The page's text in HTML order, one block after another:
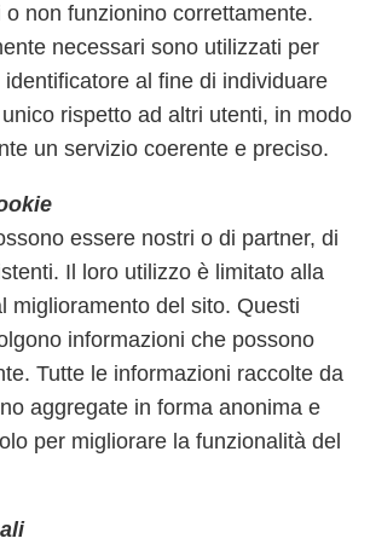
non funzionino correttamente.
necessari sono utilizzati per
al fine di individuare
rispetto ad altri utenti, in modo
un servizio coerente e preciso.
essere nostri o di partner, di
Il loro utilizzo è limitato alla
miglioramento del sito. Questi
informazioni che possono
Tutte le informazioni raccolte da
aggregate in forma anonima e
per migliorare la funzionalità del